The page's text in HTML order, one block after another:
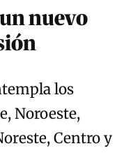
nuevo
los
Noroeste,
Centro y